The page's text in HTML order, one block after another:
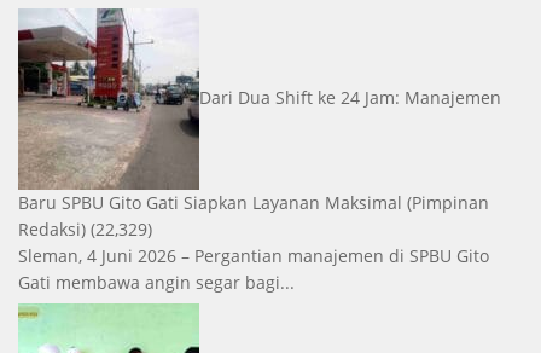
Dari Dua Shift ke 24 Jam: Manajemen
Baru SPBU Gito Gati Siapkan Layanan Maksimal (Pimpinan
Redaksi) (22,329)
Sleman, 4 Juni 2026 – Pergantian manajemen di SPBU Gito
Gati membawa angin segar bagi...